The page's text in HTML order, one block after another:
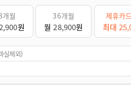
월
원
36개월
월28,900원
제휴카
최대
실제외)